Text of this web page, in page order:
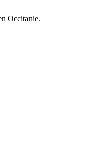
Occitanie.